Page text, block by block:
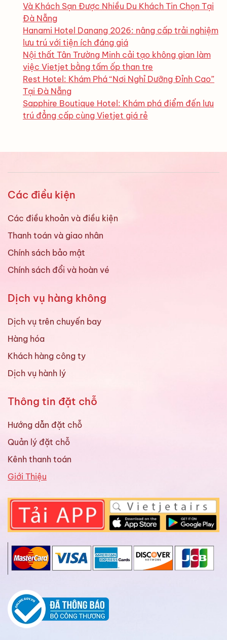
Và Khách Sạn Được Nhiều Du Khách Tin Chọn Tại
Đà Nẵng
Hanami Hotel Danang 2026: nâng cấp trải nghiệm
lưu trú với tiện ích đáng giá
Nội thất Tân Trường Minh cải tạo không gian làm
việc Vietjet bằng tấm ốp than tre
Rest Hotel: Khám Phá “Nơi Nghỉ Dưỡng Đỉnh Cao”
Tại Đà Nẵng
Sapphire Boutique Hotel: Khám phá điểm đến lưu
trú đẳng cấp cùng Vietjet giá rẻ
Các điều kiện
Các điều khoản và điều kiện
Thanh toán và giao nhân
Chính sách bảo mật
Chính sách đổi và hoàn vé
Dịch vụ hàng không
Dịch vụ trên chuyến bay
Hàng hóa
Khách hàng công ty
Dịch vụ hành lý
Thông tin đặt chỗ
Hướng dẫn đặt chỗ
Quản lý đặt chỗ
Kênh thanh toán
Giới Thiệu